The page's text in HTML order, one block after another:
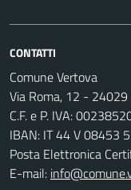
CONTATTI
Comune Vertova
Via Roma, 12 - 24029
C.F. e P. IVA:
IBAN: IT 44 V 08453
Posta Elettronica
E-mail: